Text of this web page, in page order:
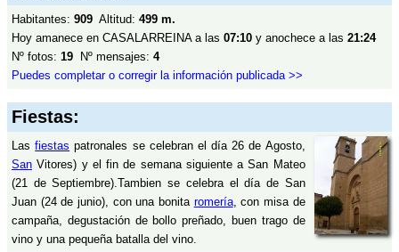
Habitantes: 909 Altitud: 499 m.
Hoy amanece en CASALARREINA a las 07:10 y anochece a las 21:24
Nº fotos: 19 Nº mensajes: 4
Puedes completar o corregir la información publicada >>
Fiestas:
Lasfiestas patronales se celebran el día 26 de Agosto,
San Vitores) y el fin de semana siguiente a San Mateo
(21 de Septiembre).Tambien se celebra el día de San
Juan (24 de junio), con una bonita romería, con misa de
campaña, degustación de bollo preñado, buen trago de
vino y una pequeña batalla del vino.